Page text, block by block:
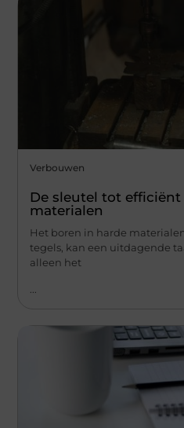
Verbouwen
De sleutel tot
materialen
Het boren in harde
tegels, kan een uitdagende
alleen het